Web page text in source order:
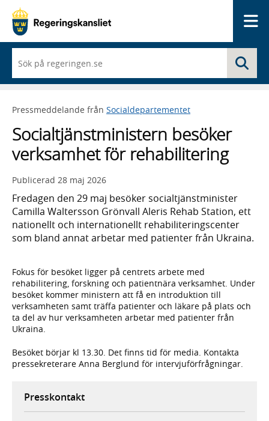
du
börjar
skriva
framträder
lista
med
sökförslag
Pressmeddelande från Socialdepartementet
Socialtjänstministern besöker
verksamhet för rehabilitering
Publicerad 28 maj 2026
Fredagen den 29 maj besöker socialtjänstminister
Camilla Waltersson Grönvall Aleris Rehab Station, ett
nationellt och internationellt rehabiliteringscenter
som bland annat arbetar med patienter från Ukraina.
Fokus för besöket ligger på centrets arbete med
rehabilitering, forskning och patientnära verksamhet. Under
besöket kommer ministern att få en introduktion till
verksamheten samt träffa patienter och läkare på plats och
ta del av hur verksamheten arbetar med patienter från
Ukraina.
Besöket börjar kl 13.30. Det finns tid för media. Kontakta
pressekreterare Anna Berglund för intervjuförfrågningar.
Presskontakt